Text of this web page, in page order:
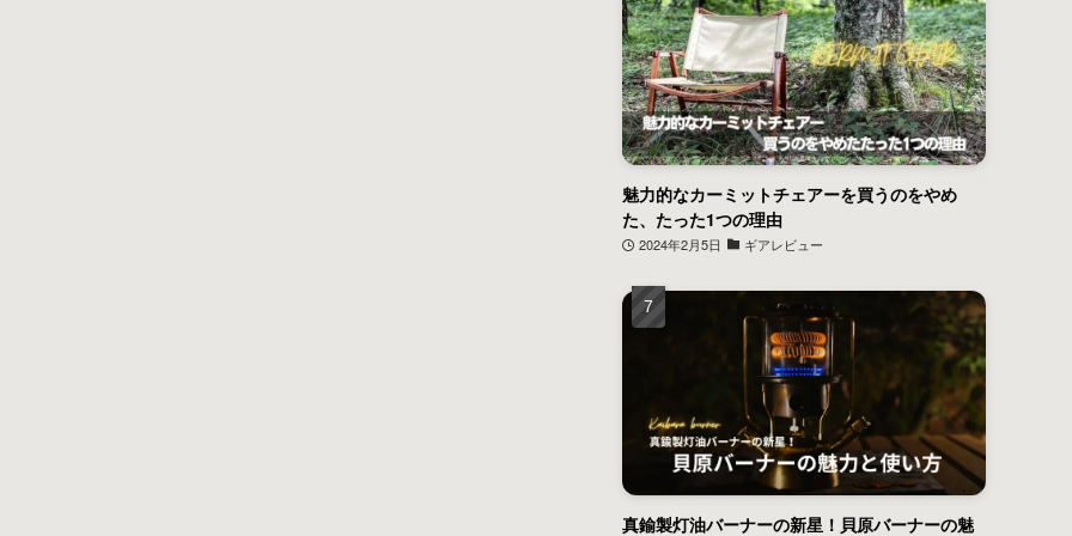
魅力的なカーミットチェアーを買うのをやめ
た、たった1つの理由
2024年2月5日 ギアレビュー
真鍮製灯油バーナーの新星！貝原バーナーの魅